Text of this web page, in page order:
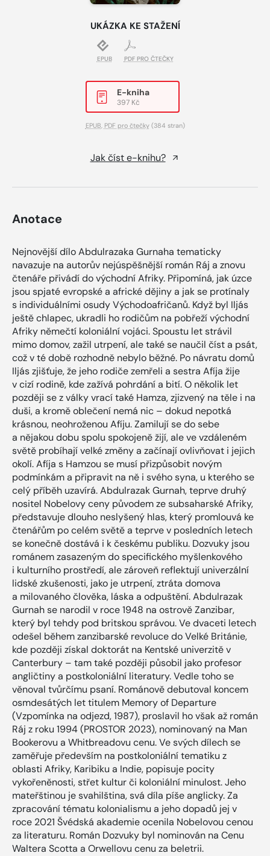
UKÁZKA KE STAŽENÍ
EPUB PDF PRO ČTEČKY
E-kniha
397 Kč
EPUB, PDF pro čtečky(384 stran)
Jak číst e-knihu?
Anotace
Nejnovější dílo Abdulrazaka Gurnaha tematicky
navazuje na autorův nejúspěšnější román Ráj a znovu
čtenáře přivádí do východní Afriky. Připomíná, jak úzce
jsou spjaté evropské a africké dějiny a jak se protínaly
s individuálními osudy Východoafričanů. Když byl Iljás
ještě chlapec, ukradli ho rodičům na pobřeží východní
Afriky němečtí koloniální vojáci. Spoustu let strávil
mimo domov, zažil utrpení, ale také se naučil číst a psát,
což v té době rozhodně nebylo běžné. Po návratu domů
Iljás zjišťuje, že jeho rodiče zemřeli a sestra Afíja žije
v cizí rodině, kde zažívá pohrdání a bití. O několik let
později se z války vrací také Hamza, zjizvený na těle i na
duši, a kromě oblečení nemá nic – dokud nepotká
krásnou, neohroženou Afíju. Zamilují se do sebe
a nějakou dobu spolu spokojeně žijí, ale ve vzdáleném
světě probíhají velké změny a začínají ovlivňovat i jejich
okolí. Afíja s Hamzou se musí přizpůsobit novým
podmínkám a připravit na ně i svého syna, u kterého se
celý příběh uzavírá. Abdulrazak Gurnah, teprve druhý
nositel Nobelovy ceny původem ze subsaharské Afriky,
představuje dlouho neslyšený hlas, který promlouvá ke
čtenářům po celém světě a teprve v posledních letech
se konečně dostává i k českému publiku. Dozvuky jsou
románem zasazeným do specifického myšlenkového
i kulturního prostředí, ale zároveň reflektují univerzální
lidské zkušenosti, jako je utrpení, ztráta domova
a milovaného člověka, láska a odpuštění. Abdulrazak
Gurnah se narodil v roce 1948 na ostrově Zanzibar,
který byl tehdy pod britskou správou. Ve dvaceti letech
odešel během zanzibarské revoluce do Velké Británie,
kde později získal doktorát na Kentské univerzitě v
Canterbury – tam také později působil jako profesor
angličtiny a postkoloniální literatury. Vedle toho se
věnoval tvůrčímu psaní. Románově debutoval koncem
osmdesátých let titulem Memory of Departure
(Vzpomínka na odjezd, 1987), proslavil ho však až román
Ráj z roku 1994 (PROSTOR 2023), nominovaný na Man
Bookerovu a Whitbreadovu cenu. Ve svých dílech se
zaměřuje především na postkoloniální tematiku z
oblasti Afriky, Karibiku a Indie, popisuje pocity
vykořeněnosti, střet kultur či koloniální minulost. Jeho
mateřštinou je svahilština, svá díla píše anglicky. Za
zpracování tématu kolonialismu a jeho dopadů jej v
roce 2021 Švédská akademie ocenila Nobelovou cenou
za literaturu. Román Dozvuky byl nominován na Cenu
Waltera Scotta a Orwellovu cenu za beletrii.